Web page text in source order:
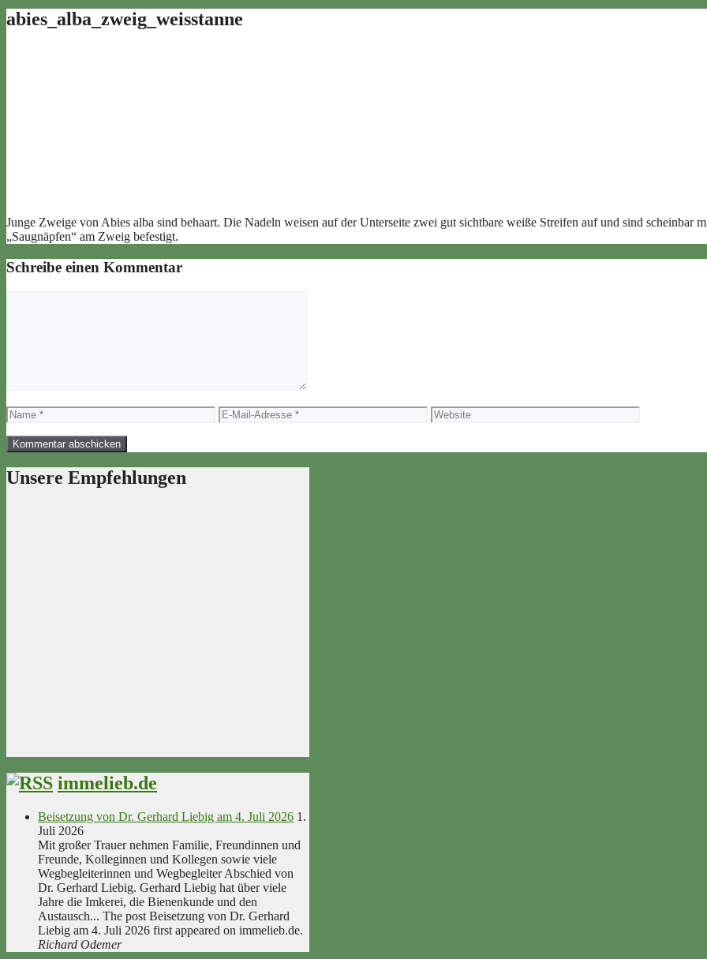
abies_alba_zweig_weisstanne
Junge Zweige von Abies alba sind behaart. Die Nadeln weisen auf der Unterseite zwei gut sichtbare weiße Streifen auf und sind scheinbar
„Saugnäpfen“ am Zweig befestigt.
Schreibe einen Kommentar
Name
E-
Mail-
Website
Unsere Empfehlungen
immelieb.de
Beisetzung von Dr. Gerhard Liebig am 4. Juli 2026 1.
Juli 2026
Mit großer Trauer nehmen Familie, Freundinnen und
Freunde, Kolleginnen und Kollegen sowie viele
Wegbegleiterinnen und Wegbegleiter Abschied von
Dr. Gerhard Liebig. Gerhard Liebig hat über viele
Jahre die Imkerei, die Bienenkunde und den
Austausch... The post Beisetzung von Dr. Gerhard
Liebig am 4. Juli 2026 first appeared on immelieb.de.
Richard Odemer